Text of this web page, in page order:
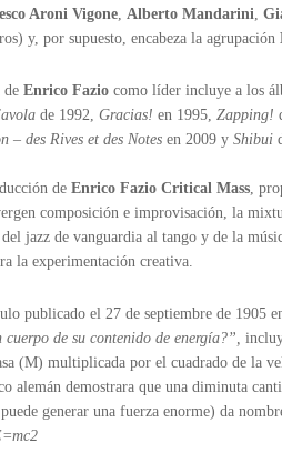
Aroni Vigone, Alberto Mandarini,
y, por supuesto, encabeza la agrupación
de Enrico Fazio como líder incluye a los
de 1992, Gracias! en 1995, Zapping!
– des Rives et des Notes en 2009 y Shibui
de Enrico Fazio Critical Mass,
composición e improvisación, la
jazz de vanguardia al tango y de la
la experimentación creativa.
publicado el 27 de septiembre de 1905
de su contenido de energía?”,
(M) multiplicada por el cuadrado de la
alemán demostrara que una diminuta
generar una fuerza enorme) da
2